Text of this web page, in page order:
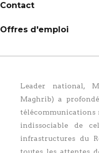
Contact
Offres d'emploi
Leader national,
Maghrib) a
télécommunications
indissociable de
infrastructures du
toutes les attentes